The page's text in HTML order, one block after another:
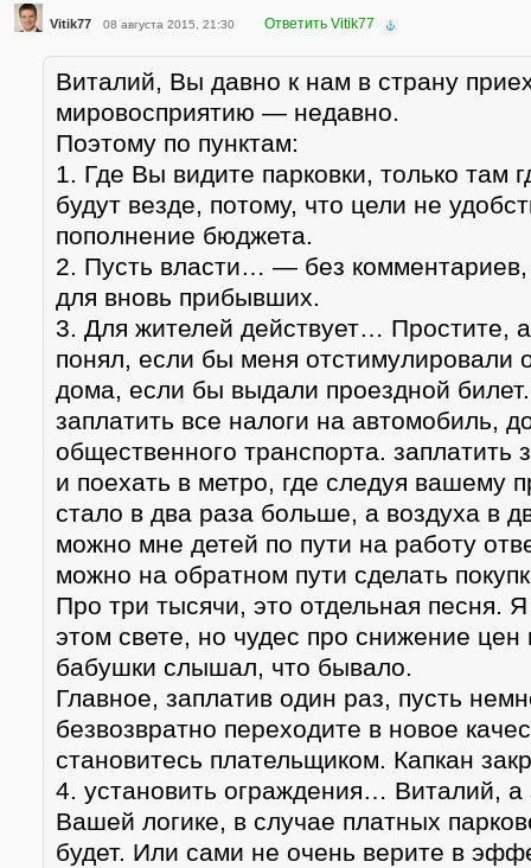
Vitik77 08 августа 2015, 21:30 Ответить Vitik77
Виталий, Вы давно к нам в страну
мировосприятию — недавно.
Поэтому по пунктам:
1. Где Вы видите парковки, только там
будут везде, потому, что цели не
пополнение бюджета.
2. Пусть власти… — без комментариев,
для вновь прибывших.
3. Для жителей действует… Простите,
понял, если бы меня отстимулировали
дома, если бы выдали проездной
заплатить все налоги на автомобиль,
общественного транспорта. заплатить
и поехать в метро, где следуя вашему
стало в два раза больше, а воздуха в
можно мне детей по пути на работу
можно на обратном пути сделать
Про три тысячи, это отдельная песня.
этом свете, но чудес про снижение цен
бабушки слышал, что бывало.
Главное, заплатив один раз, пусть
безвозвратно переходите в новое
становитесь плательщиком. Капкан
4. установить ограждения… Виталий,
Вашей логике, в случае платных
будет. Или сами не очень верите в